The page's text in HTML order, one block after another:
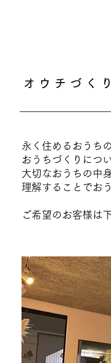
オ ウ チ づ く
永く住めるおうち
おうちづくりにつ
大切なおうちの中
理解することでお
ご希望のお客様は